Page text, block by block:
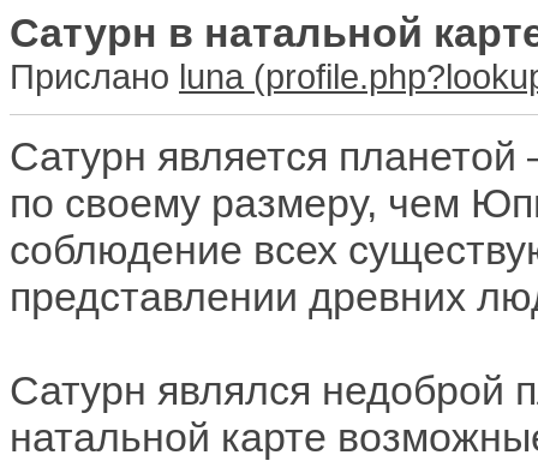
Сатурн в натальной
Прислано luna
Сатурн является
по своему размеру, чем
соблюдение всех
представлении древних
Сатурн являлся недоброй
натальной карте